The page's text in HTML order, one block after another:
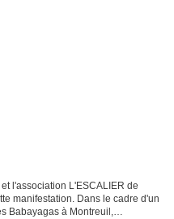
l'association L'ESCALIER de
manifestation. Dans le cadre d'un
Babayagas à Montreuil,